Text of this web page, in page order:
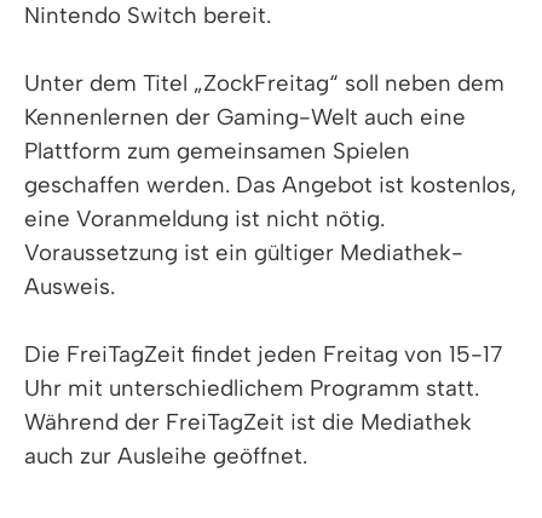
Nintendo Switch bereit.
Unter dem Titel „ZockFreitag“ soll neben dem
Kennenlernen der Gaming-Welt auch eine
Plattform zum gemeinsamen Spielen
geschaffen werden. Das Angebot ist kostenlos,
eine Voranmeldung ist nicht nötig.
Voraussetzung ist ein gültiger Mediathek-
Ausweis.
Die FreiTagZeit findet jeden Freitag von 15-17
Uhr mit unterschiedlichem Programm statt.
Während der FreiTagZeit ist die Mediathek
auch zur Ausleihe geöffnet.